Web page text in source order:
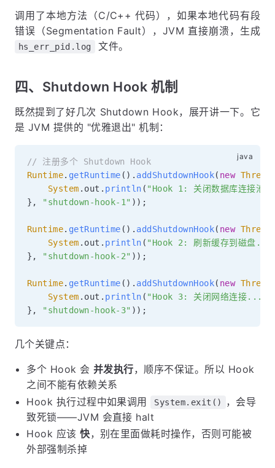
调用了本地方法（C/C++ 代码），如果本地代码有段
错误（Segmentation Fault），JVM 直接崩溃，生成
hs_err_pid.log 文件。
四、Shutdown Hook 机制
既然提到了好几次 Shutdown Hook，展开讲一下。它
是 JVM 提供的 "优雅退出" 机制：
// 注册多个 Shutdown Hook
Runtime. getRuntime ( ) . addShutdownHook( new Thread
System . out . println ( "Hook 1: 关闭数据库连接池
} , "shutdown-hook-1" ) ) ;
Runtime. getRuntime ( ) . addShutdownHook( new Thread
System . out . println ( "Hook 2: 刷新缓存到磁盘
} , "shutdown-hook-2" ) ) ;
Runtime. getRuntime ( ) . addShutdownHook( new Thread
System . out . println ( "Hook 3: 关闭网络连接..."
} , "shutdown-hook-3" ) ) ;
几个关键点：
多个 Hook 会 并发执行，顺序不保证。所以 Hook
之间不能有依赖关系
Hook 执行过程中如果调用
System.exit()
，会导
致死锁——JVM 会直接 halt
Hook 应该快，别在里面做耗时操作，否则可能被
外部强制杀掉